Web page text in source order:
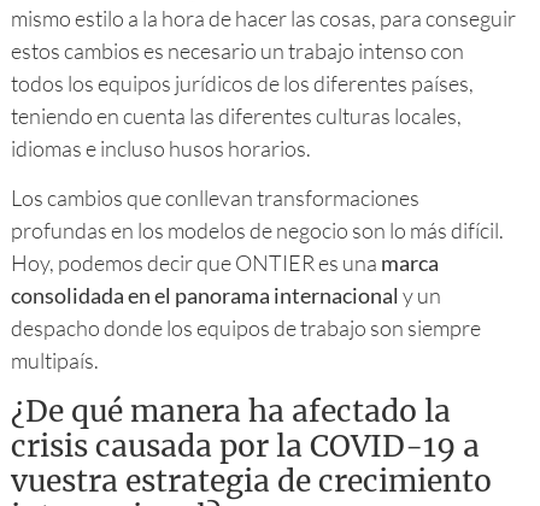
mismo estilo a la hora de hacer las cosas, para conseguir
estos cambios es necesario un trabajo intenso con
todos los equipos jurídicos de los diferentes países,
teniendo en cuenta las diferentes culturas locales,
idiomas e incluso husos horarios.
Los cambios que conllevan transformaciones
profundas en los modelos de negocio son lo más difícil.
Hoy, podemos decir que ONTIER es una marca
consolidada en el panorama internacional y un
despacho donde los equipos de trabajo son siempre
multipaís.
¿De qué manera ha afectado la
crisis causada por la COVID-19 a
vuestra estrategia de crecimiento